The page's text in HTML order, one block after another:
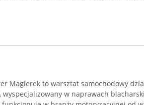
Magierek to warsztat samochodowy
wyspecjalizowany w naprawach